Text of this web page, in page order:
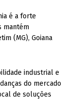
é a forte
mantém
(MG), Goiana
industrial e
do mercado
de soluções